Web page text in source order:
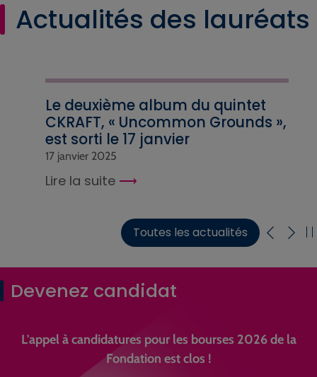
Actualités des lauréats
Le deuxième album du quintet
CKRAFT, « Uncommon Grounds »,
est sorti le 17 janvier
17 janvier 2025
Lire la suite
Toutes les actualités
Devenez candidat
L'appel à candidatures pour les bourses 2026 de la
Fondation est clos !